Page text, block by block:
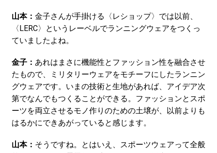
山本： 金子さんが手掛ける〈レショップ〉では以前、
〈LERC〉というレーベルでランニングウェアをつくっ
ていましたよね。
金子： あれはまさに機能性とファッション性を融合させ
たもので、ミリタリーウェアをモチーフにしたランニン
グウェアです。いまの技術と生地があれば、アイデア次
第でなんでもつくることができる。ファッションとスポ
ーツを両立させるモノ作りのための土壌が、以前よりも
はるかにできあがっていると感じます。
山本： そうですね。とはいえ、スポーツウェアって全般